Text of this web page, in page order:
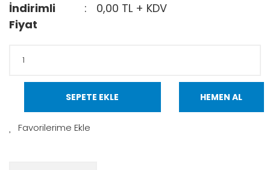
İndirimli
Fiyat
0,00 TL + KDV
SEPETE EKLE HEMEN AL